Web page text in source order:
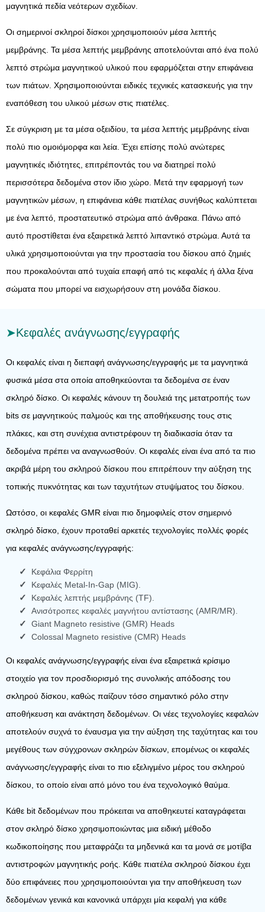
μαγνητικά πεδία νεότερων σχεδίων.
Οι σημερινοί σκληροί δίσκοι χρησιμοποιούν μέσα λεπτής
μεμβράνης. Τα μέσα λεπτής μεμβράνης αποτελούνται από ένα πολύ
λεπτό στρώμα μαγνητικού υλικού που εφαρμόζεται στην επιφάνεια
των πιάτων. Χρησιμοποιούνται ειδικές τεχνικές κατασκευής για την
εναπόθεση του υλικού μέσων στις πιατέλες.
Σε σύγκριση με τα μέσα οξειδίου, τα μέσα λεπτής μεμβράνης είναι
πολύ πιο ομοιόμορφα και λεία. Έχει επίσης πολύ ανώτερες
μαγνητικές ιδιότητες, επιτρέποντάς του να διατηρεί πολύ
περισσότερα δεδομένα στον ίδιο χώρο. Μετά την εφαρμογή των
μαγνητικών μέσων, η επιφάνεια κάθε πιατέλας συνήθως καλύπτεται
με ένα λεπτό, προστατευτικό στρώμα από άνθρακα. Πάνω από
αυτό προστίθεται ένα εξαιρετικά λεπτό λιπαντικό στρώμα. Αυτά τα
υλικά χρησιμοποιούνται για την προστασία του δίσκου από ζημιές
που προκαλούνται από τυχαία επαφή από τις κεφαλές ή άλλα ξένα
σώματα που μπορεί να εισχωρήσουν στη μονάδα δίσκου.
Κεφαλές ανάγνωσης/εγγραφής
Οι κεφαλές είναι η διεπαφή ανάγνωσης/εγγραφής με τα μαγνητικά
φυσικά μέσα στα οποία αποθηκεύονται τα δεδομένα σε έναν
σκληρό δίσκο. Οι κεφαλές κάνουν τη δουλειά της μετατροπής των
bits σε μαγνητικούς παλμούς και της αποθήκευσης τους στις
πλάκες, και στη συνέχεια αντιστρέφουν τη διαδικασία όταν τα
δεδομένα πρέπει να αναγνωσθούν. Οι κεφαλές είναι ένα από τα πιο
ακριβά μέρη του σκληρού δίσκου που επιτρέπουν την αύξηση της
τοπικής πυκνότητας και των ταχυτήτων στυψίματος του δίσκου.
Ωστόσο, οι κεφαλές GMR είναι πιο δημοφιλείς στον σημερινό
σκληρό δίσκο, έχουν προταθεί αρκετές τεχνολογίες πολλές φορές
για κεφαλές ανάγνωσης/εγγραφής:
Κεφάλια Φερρίτη
Κεφαλές Metal-In-Gap (MIG).
Κεφαλές λεπτής μεμβράνης (TF).
Ανισότροπες κεφαλές μαγνήτου αντίστασης (AMR/MR).
Giant Magneto resistive (GMR) Heads
Colossal Magneto resistive (CMR) Heads
Οι κεφαλές ανάγνωσης/εγγραφής είναι ένα εξαιρετικά κρίσιμο
στοιχείο για τον προσδιορισμό της συνολικής απόδοσης του
σκληρού δίσκου, καθώς παίζουν τόσο σημαντικό ρόλο στην
αποθήκευση και ανάκτηση δεδομένων. Οι νέες τεχνολογίες κεφαλών
αποτελούν συχνά το έναυσμα για την αύξηση της ταχύτητας και του
μεγέθους των σύγχρονων σκληρών δίσκων, επομένως οι κεφαλές
ανάγνωσης/εγγραφής είναι το πιο εξελιγμένο μέρος του σκληρού
δίσκου, το οποίο είναι από μόνο του ένα τεχνολογικό θαύμα.
Κάθε bit δεδομένων που πρόκειται να αποθηκευτεί καταγράφεται
στον σκληρό δίσκο χρησιμοποιώντας μια ειδική μέθοδο
κωδικοποίησης που μεταφράζει τα μηδενικά και τα μονά σε μοτίβα
αντιστροφών μαγνητικής ροής. Κάθε πιατέλα σκληρού δίσκου έχει
δύο επιφάνειες που χρησιμοποιούνται για την αποθήκευση των
δεδομένων γενικά και κανονικά υπάρχει μία κεφαλή για κάθε